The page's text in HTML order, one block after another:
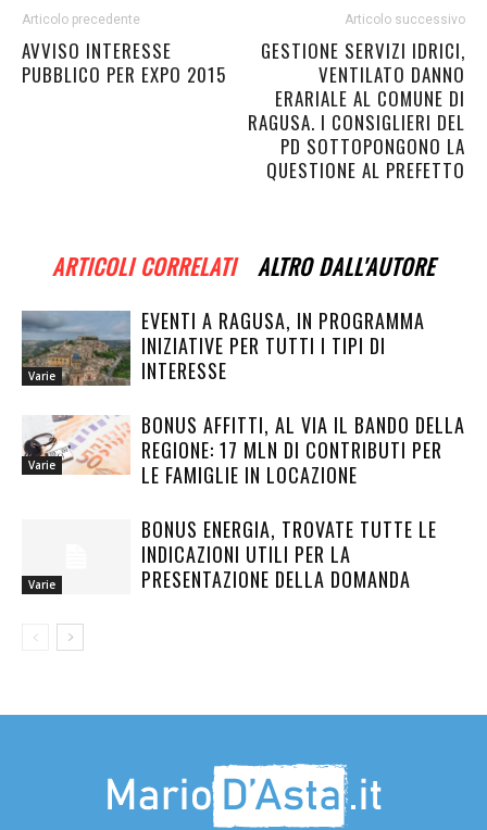
Articolo precedente
AVVISO INTERESSE
PUBBLICO PER EXPO 2015
Articolo successivo
GESTIONE SERVIZI IDRICI,
VENTILATO DANNO
ERARIALE AL COMUNE DI
RAGUSA. I CONSIGLIERI DEL
PD SOTTOPONGONO LA
QUESTIONE AL PREFETTO
ARTICOLI CORRELATI ALTRO DALL'AUTORE
Varie
EVENTI A RAGUSA, IN PROGRAMMA
INIZIATIVE PER TUTTI I TIPI DI
INTERESSE
Varie
BONUS AFFITTI, AL VIA IL BANDO DELLA
REGIONE: 17 MLN DI CONTRIBUTI PER
LE FAMIGLIE IN LOCAZIONE
Varie
BONUS ENERGIA, TROVATE TUTTE LE
INDICAZIONI UTILI PER LA
PRESENTAZIONE DELLA DOMANDA